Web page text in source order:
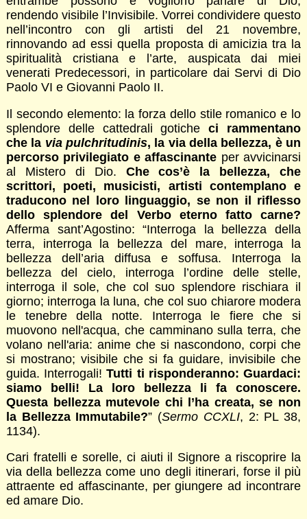
rendendo visibile l’Invisibile. Vorrei condividere questo
nell’incontro con gli artisti del 21 novembre,
rinnovando ad essi quella proposta di amicizia tra la
spiritualità cristiana e l’arte, auspicata dai miei
venerati Predecessori, in particolare dai Servi di Dio
Paolo VI e Giovanni Paolo II.
Il secondo elemento: la forza dello stile romanico e lo
splendore delle cattedrali goticheci rammentano
che la via pulchritudinis, la via della bellezza, è un
percorso privilegiato e affascinante per avvicinarsi
al Mistero di Dio. Che cos’è la bellezza, che
scrittori, poeti, musicisti, artisti contemplano e
traducono nel loro linguaggio, se non il riflesso
dello splendore del Verbo eterno fatto carne?
Afferma sant’Agostino: “Interroga la bellezza della
terra, interroga la bellezza del mare, interroga la
bellezza dell’aria diffusa e soffusa. Interroga la
bellezza del cielo, interroga l’ordine delle stelle,
interroga il sole, che col suo splendore rischiara il
giorno; interroga la luna, che col suo chiarore modera
le tenebre della notte. Interroga le fiere che si
muovono nell'acqua, che camminano sulla terra, che
volano nell'aria: anime che si nascondono, corpi che
si mostrano; visibile che si fa guidare, invisibile che
guida. Interrogali!Tutti ti risponderanno: Guardaci:
siamo belli! La loro bellezza li fa conoscere.
Questa bellezza mutevole chi l’ha creata, se non
la Bellezza Immutabile?” (Sermo CCXLI, 2: PL 38,
1134).
Cari fratelli e sorelle, ci aiuti il Signore a riscoprire la
via della bellezza come uno degli itinerari, forse il più
attraente ed affascinante, per giungere ad incontrare
ed amare Dio.